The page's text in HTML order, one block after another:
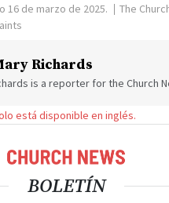
16 de marzo de 2025.
The
Richards
is a reporter for the Church
está disponible en inglés.
BOLETÍN